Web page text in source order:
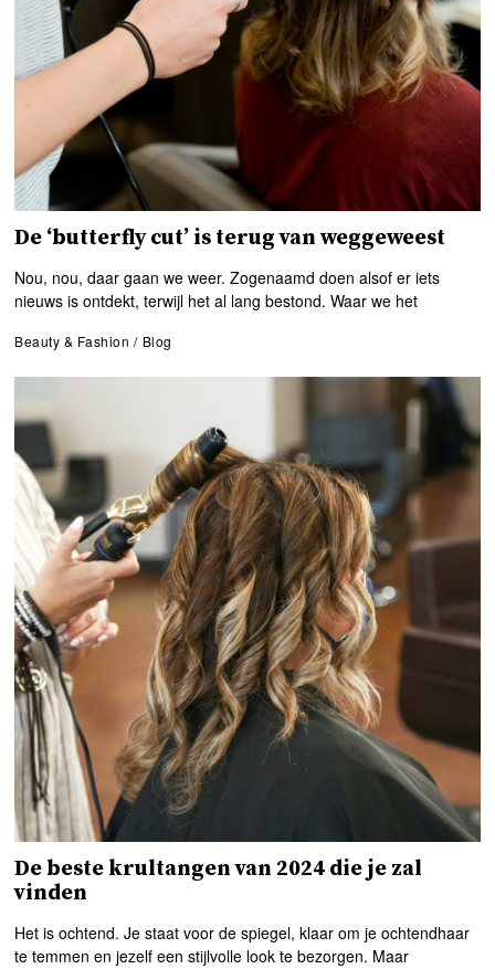
De ‘butterfly cut’ is terug van weggeweest
Nou, nou, daar gaan we weer. Zogenaamd doen alsof er iets
nieuws is ontdekt, terwijl het al lang bestond. Waar we het
Beauty & Fashion / Blog
De beste krultangen van 2024 die je zal
vinden
Het is ochtend. Je staat voor de spiegel, klaar om je ochtendhaar
te temmen en jezelf een stijlvolle look te bezorgen. Maar